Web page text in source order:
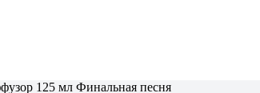
125 мл Финальная песня